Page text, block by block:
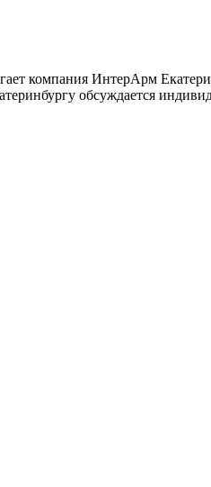
компания ИнтерАрм
обсуждается